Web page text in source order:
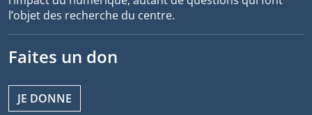
l’objet des recherche du centre.
Faites un don
JE DONNE